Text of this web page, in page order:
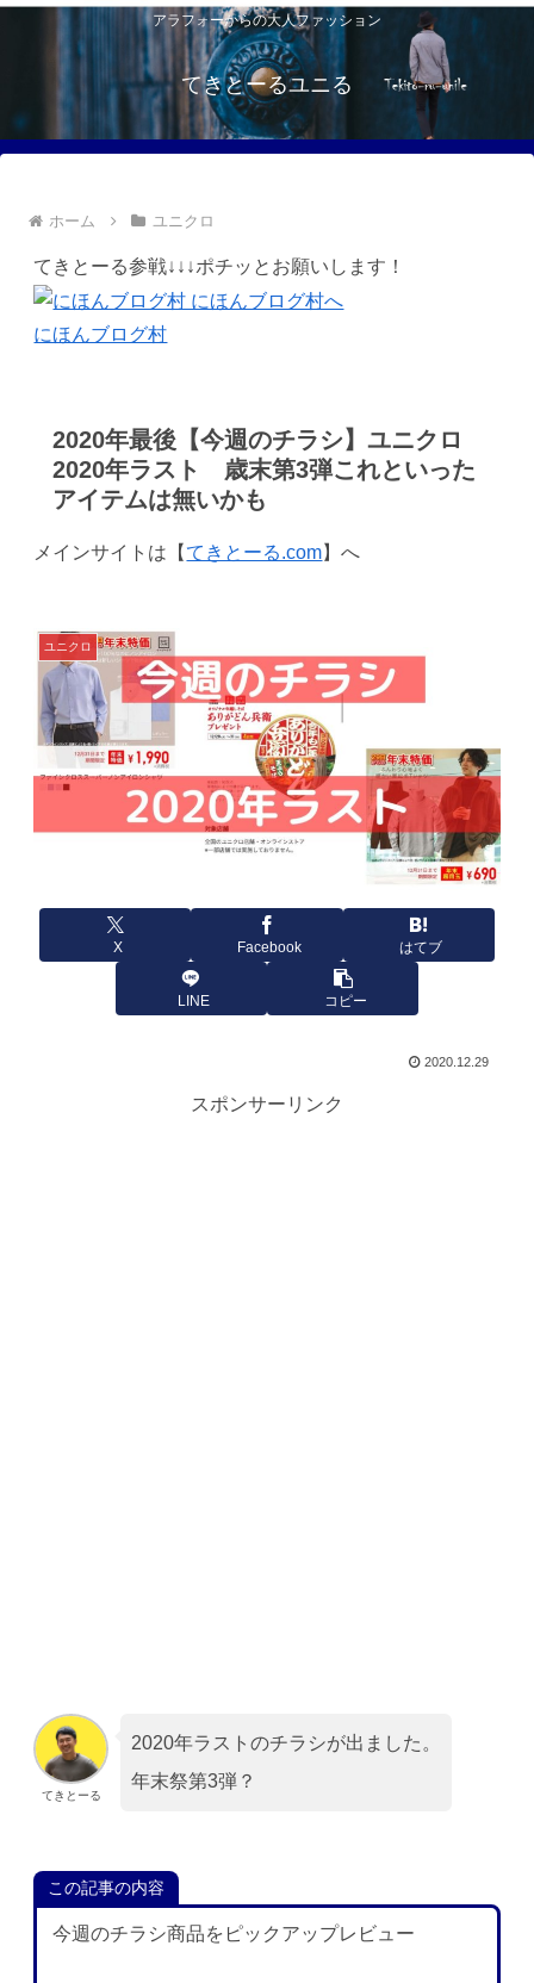
アラフォーからの大人ファッション
てきとーるユニる
ホーム ユニクロ
てきとーる参戦↓↓↓ポチッとお願いします！
にほんブログ村
2020年最後【今週のチラシ】ユニクロ
2020年ラスト 歳末第3弾これといった
アイテムは無いかも
メインサイトは【てきとーる.com】へ
ユニクロ
X Facebook はてブ
LINE コピー
2020.12.29
スポンサーリンク
てきとーる
2020年ラストのチラシが出ました。
年末祭第3弾？
この記事の内容
今週のチラシ商品をピックアップレビュー